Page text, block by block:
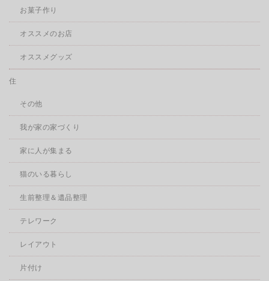
お菓子作り
オススメのお店
オススメグッズ
住
その他
我が家の家づくり
家に人が集まる
猫のいる暮らし
生前整理＆遺品整理
テレワーク
レイアウト
片付け